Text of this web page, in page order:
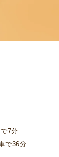
7分
で36分